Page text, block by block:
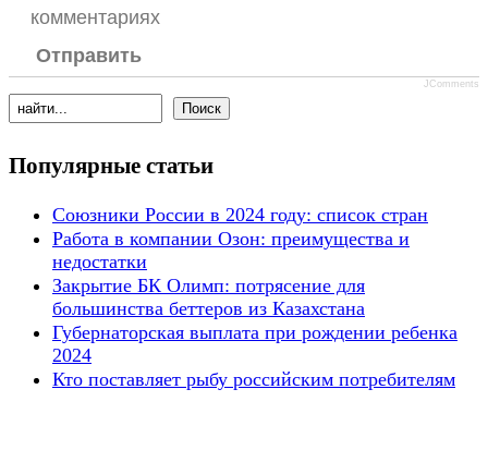
комментариях
Отправить
JComments
Популярные статьи
Союзники России в 2024 году: список стран
Работа в компании Озон: преимущества и
недостатки
Закрытие БК Олимп: потрясение для
большинства беттеров из Казахстана
Губернаторская выплата при рождении ребенка
2024
Кто поставляет рыбу российским потребителям